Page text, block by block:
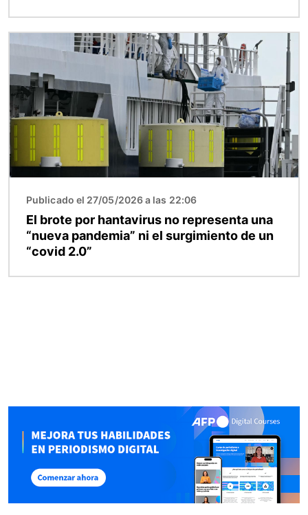
Publicado el 27/05/2026 a las 22:06
El brote por hantavirus no representa una
“nueva pandemia” ni el surgimiento de un
“covid 2.0”